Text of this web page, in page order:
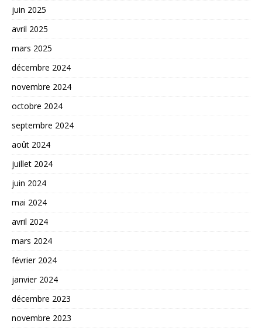
juin 2025
avril 2025
mars 2025
décembre 2024
novembre 2024
octobre 2024
septembre 2024
août 2024
juillet 2024
juin 2024
mai 2024
avril 2024
mars 2024
février 2024
janvier 2024
décembre 2023
novembre 2023